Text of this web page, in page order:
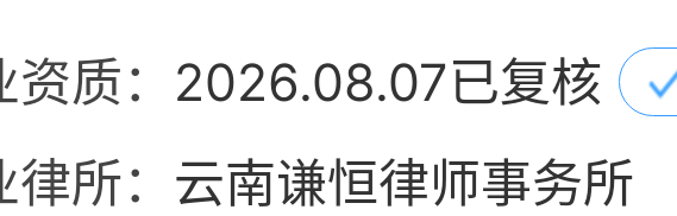
质： 2026.08.07已复核
所： 云南谦恒律师事务所